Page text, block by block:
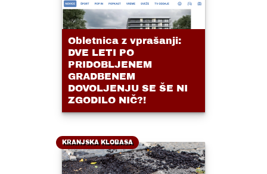
Obletnica z vprašanji:
DVE LETI PO
PRIDOBLJENEM
GRADBENEM
DOVOLJENJU SE ŠE NI
ZGODILO NIČ?!
KRANJSKA KLOBASA